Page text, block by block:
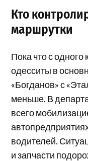
Кто
маршрутки
Пока что с одного
одесситы в
«Богданов» с
меньше. В
всего
водителей.
и запчасти